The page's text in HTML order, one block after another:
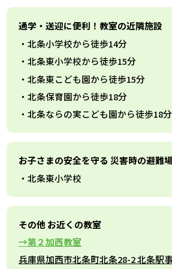
通学・送迎に便利！教室の近隣施設
北条小学校から徒歩14分
北条東小学校から徒歩15分
北条東こども園から徒歩15分
北条保育園から徒歩18分
北条ならの実こども園から徒歩18分
お子さまの安全を守る 災害時の避難
北条東小学校
その他 お近くの教室
第２加西教室
兵庫県加西市北条町北条28-2 北条駅